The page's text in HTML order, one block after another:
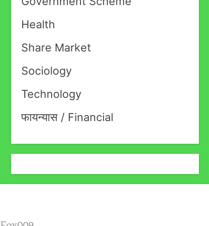
Health
Share Market
Sociology
Technology
फायन्यास / Financial